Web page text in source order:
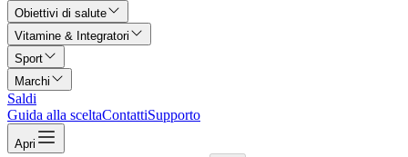
Obiettivi di salute
Vitamine & Integratori
Sport
Marchi
Saldi
Guida alla sceltaContattiSupporto
Apri